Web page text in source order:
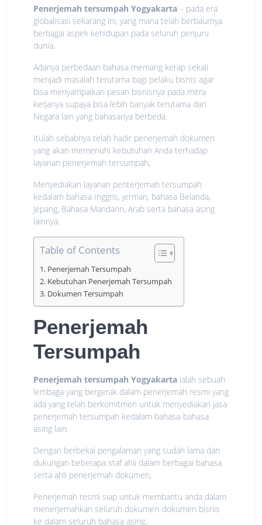
Penerjemah tersumpah Yogyakarta – pada era
globalisasi sekarang ini, yang mana telah berbaurnya
berbagai aspek kehidupan pada seluruh penjuru
dunia,
Adanya perbedaan bahasa memang kerap sekali
menjadi masalah terutama bagi pelaku bisnis agar
bisa menyampaikan pesan bisnisnya pada mitra
kerjanya supaya bisa lebih banyak terutama dari
Negara lain yang bahasanya berbeda.
Itulah sebabnya telah hadir penerjemah dokumen
yang akan memenuhi kebutuhan Anda terhadap
layanan penerjemah tersumpah,
Menyediakan layanan penterjemah tersumpah
kedalam bahasa Inggris, jerman, bahasa Belanda,
Jepang, Bahasa Mandarin, Arab serta bahasa asing
lainnya.
Table of Contents
Penerjemah Tersumpah
Kebutuhan Penerjemah Tersumpah
Dokumen Tersumpah
Penerjemah
Tersumpah
Penerjemah tersumpah Yogyakarta ialah sebuah
lembaga yang bergerak dalam penerjemah resmi yang
ada yang telah berkomitmen untuk menyediakan jasa
penerjemah tersumpah kedalam bahasa-bahasa
asing lain.
Dengan berbekal pengalaman yang sudah lama dan
dukungan beberapa staf ahli dalam berbagai bahasa
serta ahli penerjemah dokumen,
Penerjemah resmi siap untuk membantu anda dalam
menerjemahkan seluruh dokumen-dokumen bisnis
ke dalam seluruh bahasa asing,